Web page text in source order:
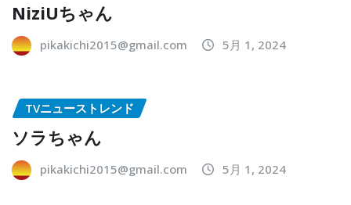
NiziUちゃん
pikakichi2015@gmail.com 5月 1, 2024
TVニューストレンド
ソラちゃん
pikakichi2015@gmail.com 5月 1, 2024